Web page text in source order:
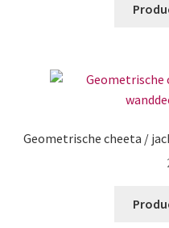
Geometrische cheeta /